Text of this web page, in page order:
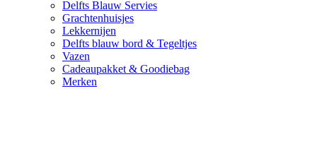
Delfts Blauw Servies
Grachtenhuisjes
Lekkernijen
Delfts blauw bord & Tegeltjes
Vazen
Cadeaupakket & Goodiebag
Merken